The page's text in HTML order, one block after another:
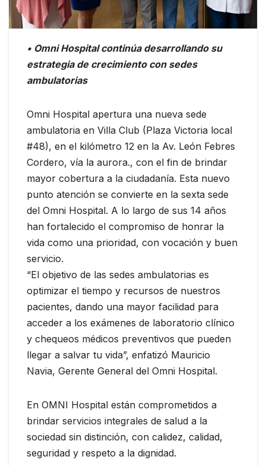
• Omni Hospital continúa desarrollando su
estrategia de crecimiento con sedes
ambulatorias
Omni Hospital apertura una nueva sede
ambulatoria en Villa Club (Plaza Victoria local
#48), en el kilómetro 12 en la Av. León Febres
Cordero, vía la aurora., con el fin de brindar
mayor cobertura a la ciudadanía. Esta nuevo
punto atención se convierte en la sexta sede
del Omni Hospital. A lo largo de sus 14 años
han fortalecido el compromiso de honrar la
vida como una prioridad, con vocación y buen
servicio.
“El objetivo de las sedes ambulatorias es
optimizar el tiempo y recursos de nuestros
pacientes, dando una mayor facilidad para
acceder a los exámenes de laboratorio clínico
y chequeos médicos preventivos que pueden
llegar a salvar tu vida”, enfatizó Mauricio
Navia, Gerente General del Omni Hospital.
En OMNI Hospital están comprometidos a
brindar servicios integrales de salud a la
sociedad sin distinción, con calidez, calidad,
seguridad y respeto a la dignidad.